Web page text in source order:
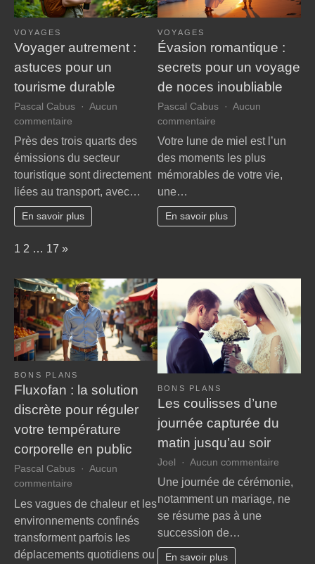
VOYAGES
Voyager autrement :
astuces pour un
tourisme durable
Pascal Cabus
Aucun
commentaire
Voyager
autrement
:
astuces
pour
un
tourisme
Près des trois quarts des
émissions du secteur
touristique sont directement
liées au transport, avec…
En savoir plus
VOYAGES
Évasion romantique :
secrets pour un voyage
de noces inoubliable
Pascal Cabus
Aucun
commentaire
Évasion
:
secrets
un
voyage
Votre lune de miel est l’un
des moments les plus
mémorables de votre vie,
une…
En savoir plus
Page:
1 2 … 17 Next
»
BONS PLANS
Fluxofan : la solution
discrète pour réguler
votre température
corporelle en public
Pascal Cabus
Aucun
commentaire
Fluxofan
la
solution
discrète
Les vagues de chaleur et les
environnements confinés
transforment parfois les
déplacements quotidiens ou
BONS PLANS
Les coulisses d’une
journée capturée du
matin jusqu’au soir
Joel Aucun commentaire
Les
d’une
Une journée de cérémonie,
notamment un mariage, ne
se résume pas à une
succession de…
En savoir plus